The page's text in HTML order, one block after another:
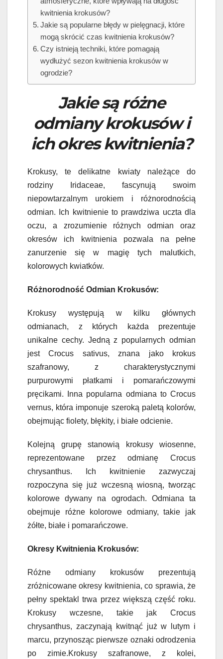
kwitnienia krokusów?
Jakie są popularne błędy w pielęgnacji, które
mogą skrócić czas kwitnienia krokusów?
Czy istnieją techniki, które pomagają
wydłużyć sezon kwitnienia krokusów w
ogrodzie?
Jakie są różne
odmiany krokusów i
ich okres kwitnienia?
Krokusy, te delikatne kwiaty należące do
rodziny Iridaceae, fascynują swoim
niepowtarzalnym urokiem i różnorodnością
odmian. Ich kwitnienie to prawdziwa uczta dla
oczu, a zrozumienie różnych odmian oraz
okresów ich kwitnienia pozwala na pełne
zanurzenie się w magię tych malutkich,
kolorowych kwiatków.
Różnorodność Odmian Krokusów:
Krokusy występują w kilku głównych
odmianach, z których każda prezentuje
unikalne cechy. Jedną z popularnych odmian
jest Crocus sativus, znana jako krokus
szafranowy, z charakterystycznymi
purpurowymi płatkami i pomarańczowymi
pręcikami. Inna popularna odmiana to Crocus
vernus, która imponuje szeroką paletą kolorów,
obejmując fiolety, błękity, i białe odcienie.
Kolejną grupę stanowią krokusy wiosenne,
reprezentowane przez odmianę Crocus
chrysanthus. Ich kwitnienie zazwyczaj
rozpoczyna się już wczesną wiosną, tworząc
kolorowe dywany na ogrodach. Odmiana ta
obejmuje różne kolorowe odmiany, takie jak
żółte, białe i pomarańczowe.
Okresy Kwitnienia Krokusów:
Różne odmiany krokusów prezentują
zróżnicowane okresy kwitnienia, co sprawia, że
pełny spektakl trwa przez większą część roku.
Krokusy wczesne, takie jak Crocus
chrysanthus, zaczynają kwitnąć już w lutym i
marcu, przynosząc pierwsze oznaki odrodzenia
po zimie.Krokusy szafranowe, z kolei,